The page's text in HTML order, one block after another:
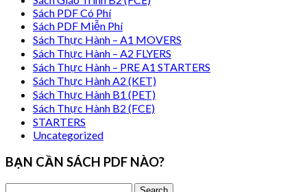
Sách PDF Có Phí
Sách PDF Miễn Phí
Sách Thực Hành – A1 MOVERS
Sách Thực Hành – A2 FLYERS
Sách Thực Hành – PRE A1 STARTERS
Sách Thực Hành A2 (KET)
Sách Thực Hành B1 (PET)
Sách Thực Hành B2 (FCE)
STARTERS
Uncategorized
BẠN CẦN SÁCH PDF NÀO?